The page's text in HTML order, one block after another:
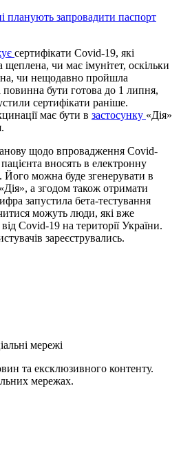
планують запровадити паспорт
сертифікати Covid-19, які
чи має імунітет, оскільки
чи нещодавно пройшла
бути готова до 1 липня,
сертифікати раніше.
має бути в застосунку «Дія»
щодо впровадження Covid-
вносять в електронну
Його можна буде згенерувати в
а згодом також отримати
запустила бета-тестування
можуть люди, які вже
Covid-19 на території України.
зареєструвались.
мережі
та ексклюзивного контенту.
мережах.